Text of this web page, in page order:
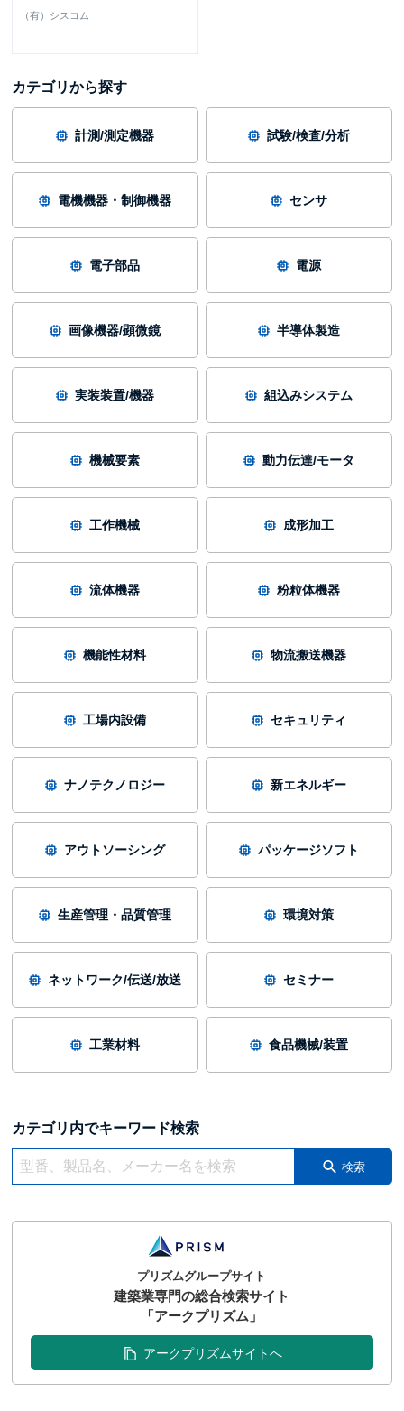
（有）シスコム
カテゴリから探す
計測/測定機器 試験/検査/分析
電機機器・制御機器 センサ
電子部品 電源
画像機器/顕微鏡 半導体製造
実装装置/機器 組込みシステム
機械要素 動力伝達/モータ
工作機械 成形加工
流体機器 粉粒体機器
機能性材料 物流搬送機器
工場内設備 セキュリティ
ナノテクノロジー 新エネルギー
アウトソーシング パッケージソフト
生産管理・品質管理 環境対策
ネットワーク/伝送/放送 セミナー
工業材料 食品機械/装置
カテゴリ内でキーワード検索
検索
プリズムグループサイト
建築業専門の総合検索サイト
「アークプリズム」
アークプリズムサイトへ